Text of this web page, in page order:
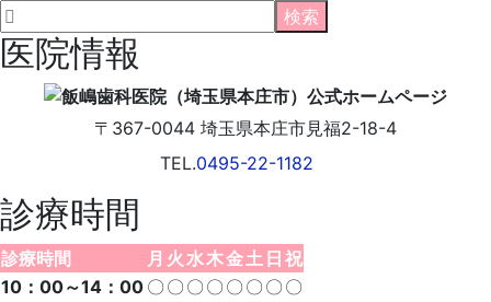
ロ
グ
医院情報
〒367-0044 埼玉県本庄市見福2-18-4
TEL.0495-22-1182
診療時間
診療時間 月 火 水木金土 日 祝
10：00～14：00 〇 〇 〇 〇 〇 〇 〇 〇